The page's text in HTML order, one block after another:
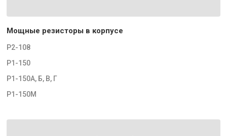
Мощные резисторы в корпусе
Р2-108
Р1-150
Р1-150А, Б, В, Г
Р1-150М